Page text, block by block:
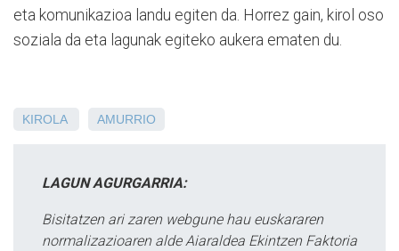
eta komunikazioa landu egiten da. Horrez gain, kirol oso
soziala da eta lagunak egiteko aukera ematen du.
KIROLA AMURRIO
LAGUN AGURGARRIA:
Bisitatzen ari zaren webgune hau euskararen
normalizazioaren alde Aiaraldea Ekintzen Faktoria